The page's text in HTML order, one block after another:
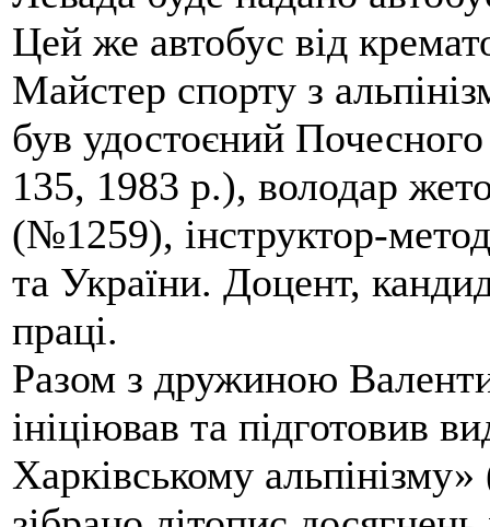
Цей же автобус від
Майстер спорту з
був удостоєний
135, 1983 р.), володар
(№1259), інструктор-
та України. Доцент,
праці.
Разом з дружиною
ініціював та підготовив
Харківському